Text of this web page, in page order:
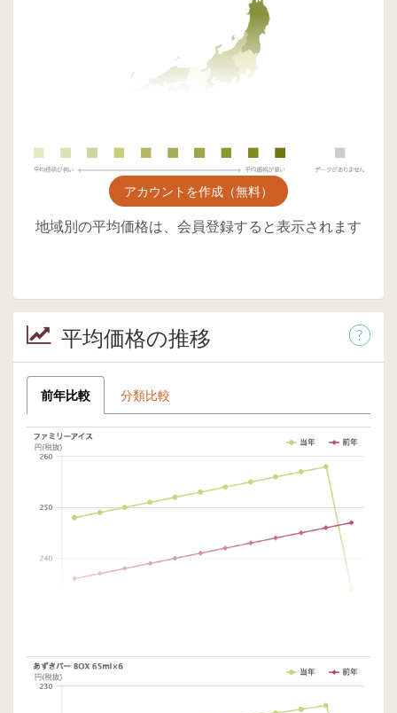
アカウントを作成（無料）
地域別の平均価格は、会員登録すると表示されます
平均価格の推移
前年比較 分類比較